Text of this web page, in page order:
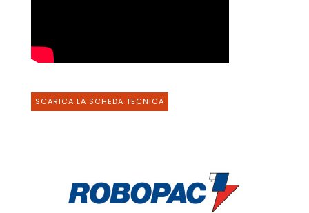
SCARICA LA SCHEDA TECNICA